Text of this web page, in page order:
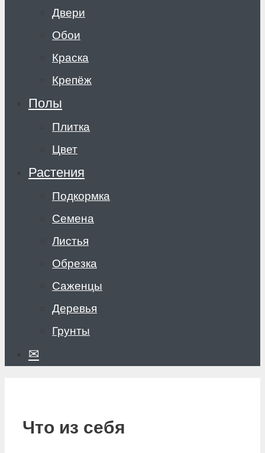
Двери
Обои
Краска
Крепёж
Полы
Плитка
Цвет
Растения
Подкормка
Семена
Листья
Обрезка
Саженцы
Деревья
Грунты
✉
Что из себя